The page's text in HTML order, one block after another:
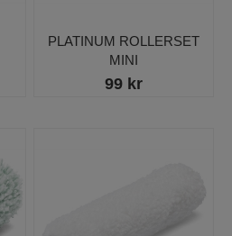
PLATINUM ROLLERSET
MINI
99 kr